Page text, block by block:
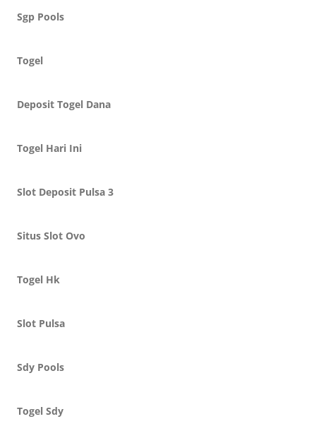
Sgp Pools
Togel
Deposit Togel Dana
Togel Hari Ini
Slot Deposit Pulsa 3
Situs Slot Ovo
Togel Hk
Slot Pulsa
Sdy Pools
Togel Sdy